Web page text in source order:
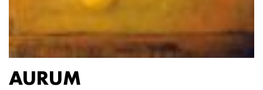
AURUM